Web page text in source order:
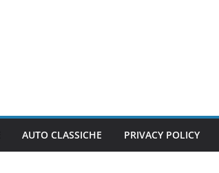
AUTO CLASSICHE PRIVACY POLICY